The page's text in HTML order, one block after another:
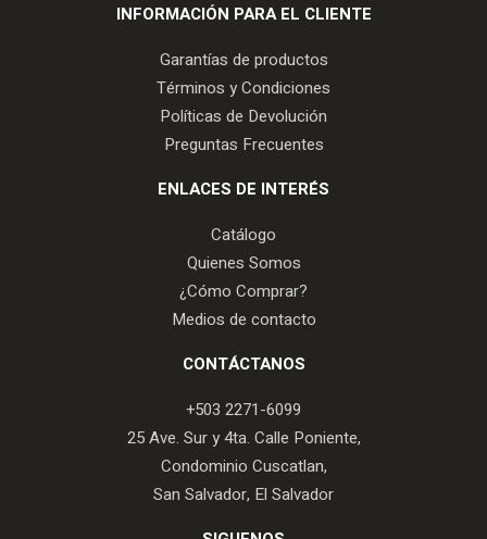
INFORMACIÓN PARA EL CLIENTE
Garantías de productos
Términos y Condiciones
Políticas de Devolución
Preguntas Frecuentes
ENLACES DE INTERÉS
Catálogo
Quienes Somos
¿Cómo Comprar?
Medios de contacto
CONTÁCTANOS
+503 2271-6099
25 Ave. Sur y 4ta. Calle Poniente,
Condominio Cuscatlan,
San Salvador, El Salvador